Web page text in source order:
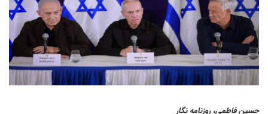
حسین فاطمی، روزنامه نگار